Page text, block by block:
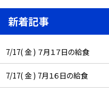
新着記事
7/17( 金 ) ７月１７日の給食
7/17( 金 ) 7月１６日の給食